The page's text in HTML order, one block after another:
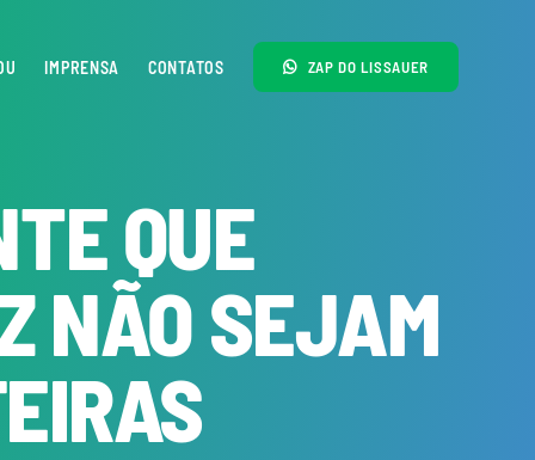
IMPRENSA CONTATOS ZAP DO LISSAUER
QUE
NÃO SEJAM